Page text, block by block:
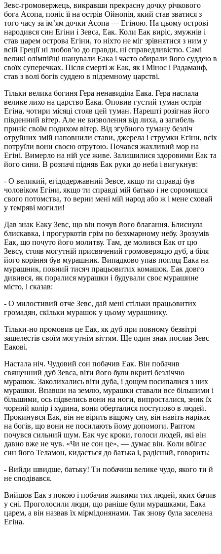
Зевс-громовержець, викравши прекрасну дочку річкового
бога Асопа, поніс її на острів Ойнопія, який став зватися з
того часу за ім’ям дочки Асопа — Егіною. На цьому острові
народився син Егіни і Зевса, Еак. Коли Еак виріс, змужнів і
став царем острова Егіни, то ніхто не міг зрівнятися з ним у
всій Греції ні любов’ю до правди, ні справедливістю. Самі
великі олімпійці шанували Еака і часто обирали його суддею в
своїх суперечках. Після смерті ж Еак, як і Мінос і Радаманф,
став з волі богів суддею в підземному царстві.
Тільки велика богиня Гера ненавиділа Еака. Гера наслала
велике лихо на царство Еака. Оповив густий туман острів
Егіна, чотири місяці стояв цей туман. Нарешті розігнав його
південний вітер. Але не визволення від лиха, а загибель
приніс своїм подихом вітер. Від згубного туману безліч
отруйних змій наповнили стави, джерела і струмки Егіни, всіх
потруїли вони своєю отрутою. Почався жахливий мор на
Егіні. Вимерло на ній усе живе. Залишилися здоровими Еак та
його сини. В розпачі підняв Еак руки до неба і вигукнув:
- О великий, егідодержавний Зевсе, якщо ти справді був
чоловіком Егіни, якщо ти справді мій батько і не соромишся
свого потомства, то верни мені мій народ або ж і мене сховай
у темряві могили!
Дав знак Еаку Зевс, що він почув його благання. Блиснула
блискавка, і прогуркотів грім по безхмарному небу. Зрозумів
Еак, що почуто його молитву. Там, де молився Еак от цю
Зевсу, стояв могутній присвячений громовержцю дуб, а біля
його коріння був мурашник. Випадково упав погляд Еака на
мурашник, повний тисяч працьовитих комашок. Еак довго
дивився, як поралися мурашки і будували своє мурашине
місто, і сказав:
- О милостивий отче Зевс, дай мені стільки працьовитих
громадян, скільки мурашок у цьому мурашнику.
Тільки-но промовив це Еак, як дуб при повному безвітрі
зашелестів своїм могутнім віттям. Ще один знак послав Зевс
Еакові.
Настала ніч. Чудовий сон побачив Еак. Він побачив
священний дуб Зевса, віти його були вкриті безліччю
мурашок. Заколихались віти дуба, і дощем посипалися з них
мурашки. Впавши на землю, мурашки ставали все більшими і
більшими, ось підвелись вони на ноги, випросталися, зник їх
чорний колір і худина, вони оберталися поступово в людей.
Прокинувся Еак, він не вірить віщому сну, він навіть нарікає
на богів, що вони не посилають йому допомоги. Раптом
почувся сильний шум. Еак чує кроки, голоси людей, які він
давно вже не чув. «Чи не сон це», — думає він. Коли вбігає
син його Теламон, кидається до батька і, радісний, говорить:
- Вийди швидше, батьку! Ти побачиш велике чудо, якого ти й
не сподівався.
Вийшов Еак з покою і побачив живими тих людей, яких бачив
у сні. Проголосили люди, що раніше були мурашками, Еака
царем, а він назвав їх мірмідонянами. Так знову була заселена
Егіна.